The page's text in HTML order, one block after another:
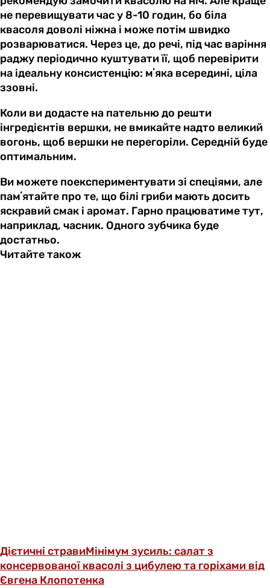
не перевищувати час у 8-10 годин, бо біла
квасоля доволі ніжна і може потім швидко
розварюватися. Через це, до речі, під час варіння
раджу періодично куштувати її, щоб перевірити
на ідеальну консистенцію: мʼяка всередині, ціла
ззовні.
Коли ви додасте на пательню до решти
інгредієнтів вершки, не вмикайте надто великий
вогонь, щоб вершки не перегоріли. Середній буде
оптимальним.
Ви можете поекспериментувати зі спеціями, але
памʼятайте про те, що білі гриби мають досить
яскравий смак і аромат. Гарно працюватиме тут,
наприклад, часник. Одного зубчика буде
достатньо.
Читайте також
Дієтичні стравиМінімум зусиль: салат з
консервованої квасолі з цибулею та горіхами від
Євгена Клопотенка